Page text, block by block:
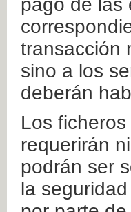
transacción
sino a los
deberán
Los
requerirán
podrán ser
la